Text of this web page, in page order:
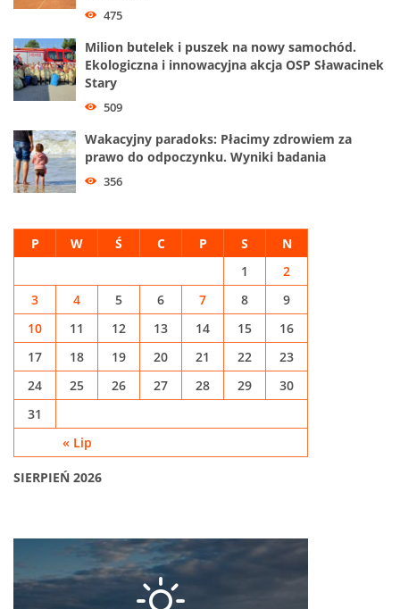
475
Milion butelek i puszek na nowy samochód.
Ekologiczna i innowacyjna akcja OSP Sławacinek
Stary
509
Wakacyjny paradoks: Płacimy zdrowiem za
prawo do odpoczynku. Wyniki badania
356
SIERPIEŃ 2026
P W Ś C P S N
« Lip
1
2
3
4 5 6 7 8
9
10
11 12 13 14 15
16
17
18 19 20 21 22
23
24
25 26 27 28 29
30
31